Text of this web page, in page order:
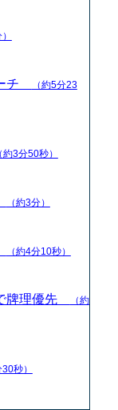
チ
（約5分23
約3分50秒）
（約3分）
（約4分10秒）
牌理優先
（約
30秒）